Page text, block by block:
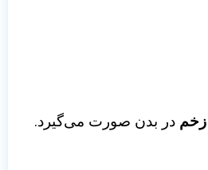
زخم در بدن صورت می‌گیرد.